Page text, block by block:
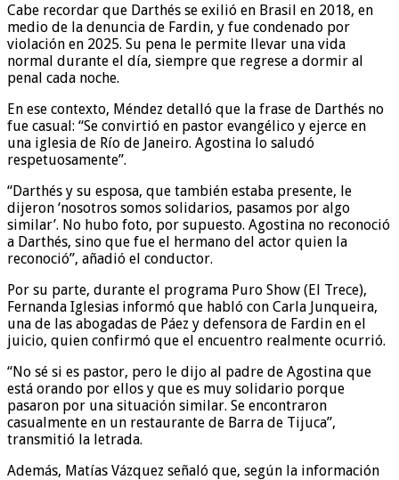
Cabe recordar que Darthés se exilió en Brasil en 2018, en
medio de la denuncia de Fardin, y fue condenado por
violación en 2025. Su pena le permite llevar una vida
normal durante el día, siempre que regrese a dormir al
penal cada noche.
En ese contexto, Méndez detalló que la frase de Darthés no
fue casual: “Se convirtió en pastor evangélico y ejerce en
una iglesia de Río de Janeiro. Agostina lo saludó
respetuosamente”.
“Darthés y su esposa, que también estaba presente, le
dijeron ‘nosotros somos solidarios, pasamos por algo
similar’. No hubo foto, por supuesto. Agostina no reconoció
a Darthés, sino que fue el hermano del actor quien la
reconoció”, añadió el conductor.
Por su parte, durante el programa Puro Show (El Trece),
Fernanda Iglesias informó que habló con Carla Junqueira,
una de las abogadas de Páez y defensora de Fardin en el
juicio, quien confirmó que el encuentro realmente ocurrió.
“No sé si es pastor, pero le dijo al padre de Agostina que
está orando por ellos y que es muy solidario porque
pasaron por una situación similar. Se encontraron
casualmente en un restaurante de Barra de Tijuca”,
transmitió la letrada.
Además, Matías Vázquez señaló que, según la información